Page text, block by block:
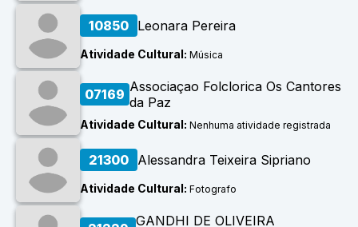
10850 Leonara Pereira
Atividade Cultural: Música
07169 Associaçao Folclorica Os Cantores
da Paz
Atividade Cultural: Nenhuma atividade registrada
21300 Alessandra Teixeira Sipriano
Atividade Cultural: Fotografo
GANDHI DE OLIVEIRA